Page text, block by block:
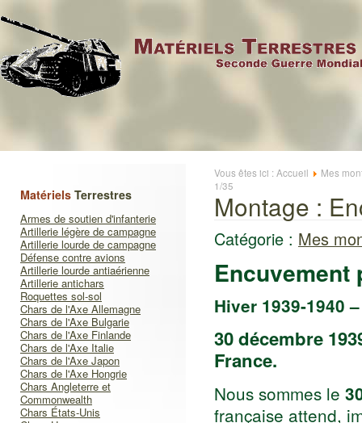
Matériels Terrestres
Armes de soutien d'infanterie
Artillerie légère de campagne
Artillerie lourde de campagne
Défense contre avions
Artillerie lourde antiaérienne
Artillerie antichars
Roquettes sol-sol
Chars de l'Axe Allemagne
Chars de l'Axe Bulgarie
Chars de l'Axe Finlande
Chars de l'Axe Italie
Chars de l'Axe Japon
Chars de l'Axe Hongrie
Chars Angleterre et
Commonwealth
Chars États-Unis
Vous êtes ici : Accueil
Mes
1/35
Montage :
Catégorie : Mes
Encuvement
Hiver 1939-1940
30 décembre
France.
Nous sommes le
française attend,